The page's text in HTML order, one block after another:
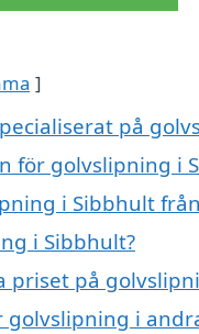
på
för golvslipning i
i Sibbhult
i Sibbhult?
priset på
golvslipning i